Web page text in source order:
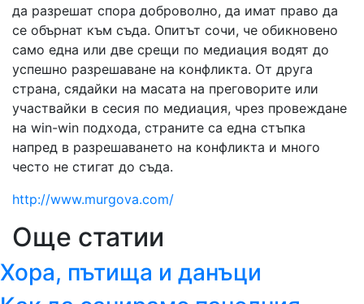
да разрешат спора доброволно, да имат право да
се обърнат към съда. Опитът сочи, че обикновено
само една или две срещи по медиация водят до
успешно разрешаване на конфликта. От друга
страна, сядайки на масата на преговорите или
участвайки в сесия по медиация, чрез провеждане
на win-win подхода, страните са една стъпка
напред в разрешаването на конфликта и много
често не стигат до съда.
http://www.murgova.com/
Още статии
Хора, пътища и данъци